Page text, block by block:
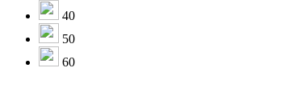
40
50
60